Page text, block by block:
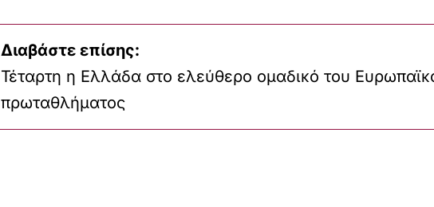
Διαβάστε επίσης:
Τέταρτη η Ελλάδα στο ελεύθερο ομαδικό του
πρωταθλήματος